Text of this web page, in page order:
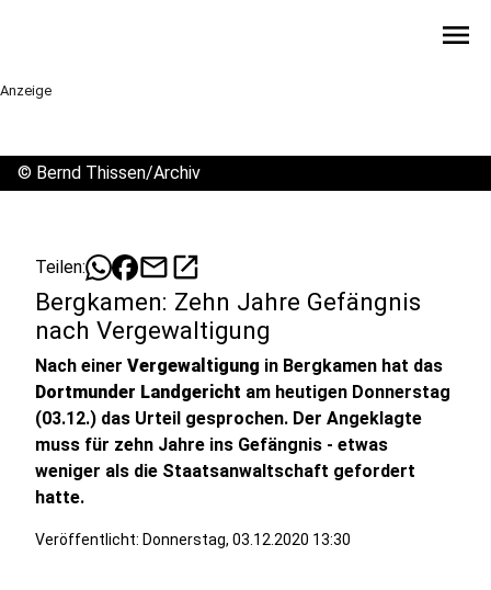
menu
Anzeige
© Bernd Thissen/Archiv
Teilen: mailopen_in_new
Bergkamen: Zehn Jahre Gefängnis
nach Vergewaltigung
Nach einer Vergewaltigung in Bergkamen hat das
Dortmunder Landgericht am heutigen Donnerstag
(03.12.) das Urteil gesprochen. Der Angeklagte
muss für zehn Jahre ins Gefängnis - etwas
weniger als die Staatsanwaltschaft gefordert
hatte.
Veröffentlicht: Donnerstag, 03.12.2020 13:30